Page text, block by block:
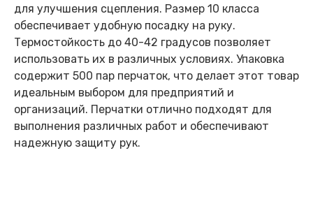
для улучшения сцепления. Размер 10 класса
обеспечивает удобную посадку на руку.
Термостойкость до 40-42 градусов позволяет
использовать их в различных условиях. Упаковка
содержит 500 пар перчаток, что делает этот товар
идеальным выбором для предприятий и
организаций. Перчатки отлично подходят для
выполнения различных работ и обеспечивают
надежную защиту рук.